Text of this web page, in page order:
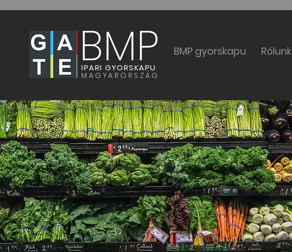
BMP
MAGYARORSZÁG
IPARI GYORSKAPU
BMP gyorskapu Rólunk